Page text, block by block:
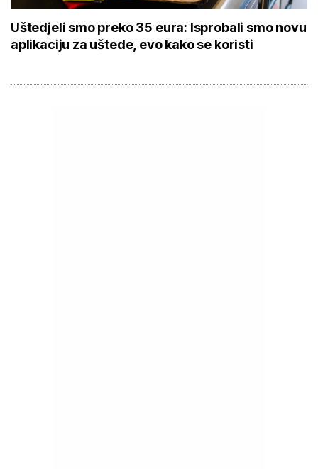
Uštedjeli smo preko 35 eura: Isprobali smo novu
aplikaciju za uštede, evo kako se koristi